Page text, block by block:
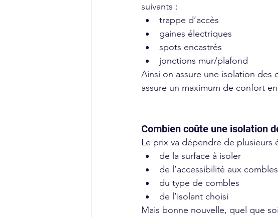
suivants :
trappe d’accès
gaines électriques
spots encastrés
jonctions mur/plafond
Ainsi on assure une isolation
assure un maximum de confort
Combien coûte une isolation
Le prix va dépendre de plusieurs
de la surface à isoler
de l’accessibilité aux combles
du type de combles
de l’isolant choisi
Mais bonne nouvelle, quel que